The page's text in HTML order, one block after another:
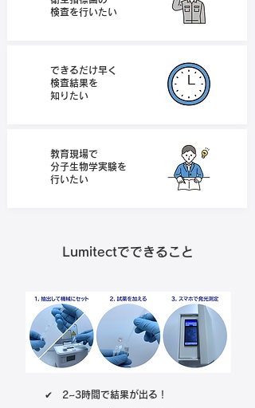
​検査を行いたい
できるだけ早く
検査結果を
​知りたい
教育現場で
分子生物学実験を
​行いたい
Lumitectでできること
✔ 2~3時間で結果が出る！